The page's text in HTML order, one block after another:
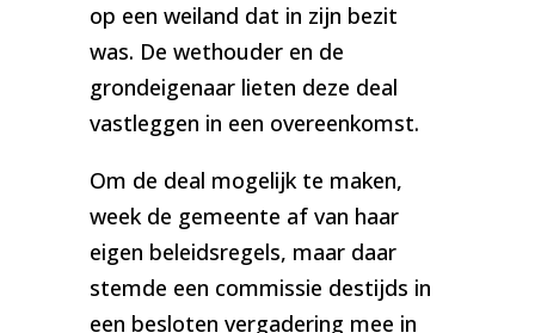
op een weiland dat in zijn bezit
was. De wethouder en de
grondeigenaar lieten deze deal
vastleggen in een overeenkomst.
Om de deal mogelijk te maken,
week de gemeente af van haar
eigen beleidsregels, maar daar
stemde een commissie destijds in
een besloten vergadering mee in